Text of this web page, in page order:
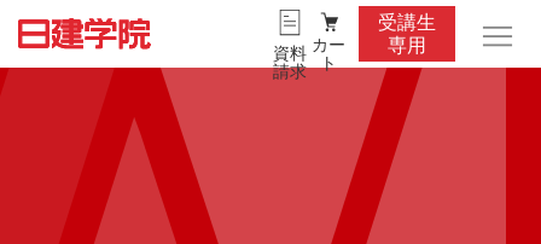
資料
請求
カー
ト
受講生
専用